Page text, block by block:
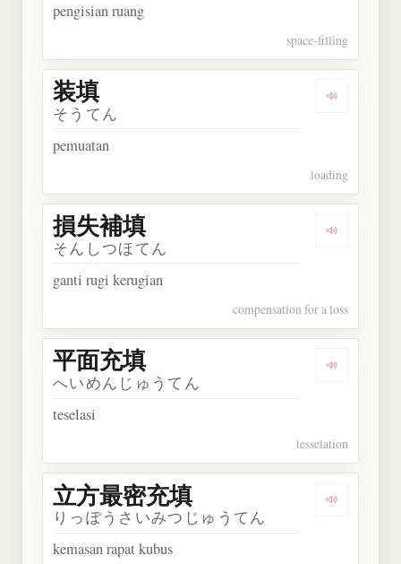
pengisian ruang
space-filling
Dengarkan
装填
そうてん
pemuatan
loading
Dengarkan
損失補填
そんしつほてん
ganti rugi kerugian
compensation for a loss
Dengarkan
平面充填
へいめんじゅうてん
teselasi
tesselation
Dengarkan
立方最密充填
りっぽうさいみつじゅうてん
kemasan rapat kubus